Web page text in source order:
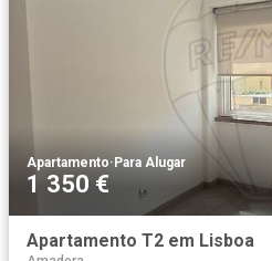
Apartamento·Para Alugar
1 350 €
Apartamento T2 em Lisboa